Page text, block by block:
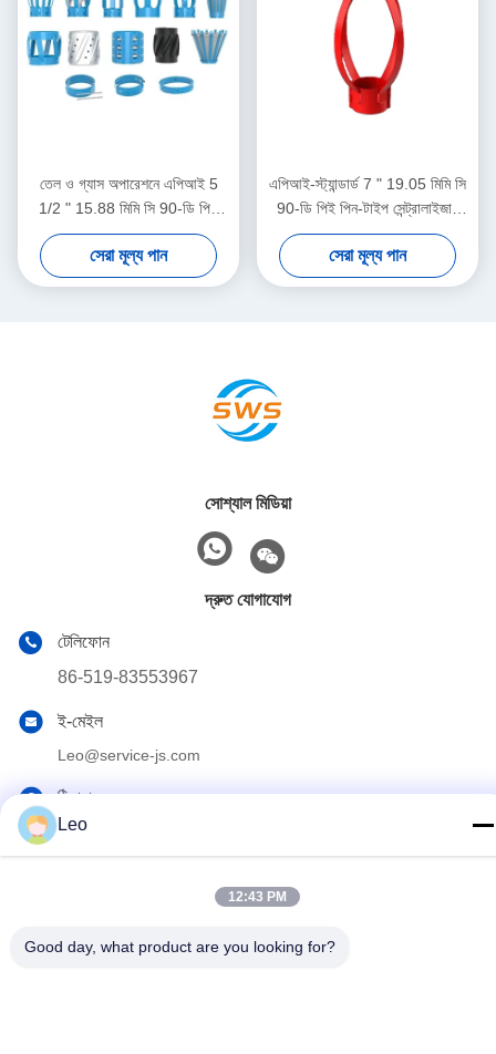
তেল ও গ্যাস অপারেশনে এপিআই 5
1/2 " 15.88 মিমি সি 90-ডি পিই
তেলক্ষেত্র কেন্দ্রীয়
সেরা মূল্য পান
এপিআই-স্ট্যান্ডার্ড 7 " 19.05 মিমি সি
90-ডি পিই পিন-টাইপ সেন্ট্রালাইজার
তেল ও গ্যাস অপারেশনগুলিতে কেসিং
সেন্ট্রালাইজার স্থানচ্যুতি সীমাবদ্ধ করার
জন্য
সেরা মূল্য পান
সোশ্যাল মিডিয়া
দ্রুত যোগাযোগ
টেলিফোন
86-519-83553967
ই-মেইল
Leo@service-js.com
ঠিকানা
হাই-টেক ইন্ডাস্ট্রিয়াল পার্ক উজিন জোন, চাংঝু, জিয়াংসু প্রদেশ, চীন
গোপনীয়তা নীতি|সাইটম্যাপ
চীন ভাল মানের সিমেন্টিং ফ্লোট সরঞ্জাম সরবরাহকারী. কপিরাইট © 2023-2026 Jiangsu
Leo
12:43 PM
Good day, what product are you looking for?